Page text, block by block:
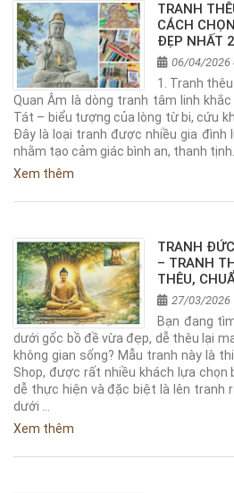
TRANH
CÁCH
ĐẸP NHẤT
06/04/2026
1. Tranh
Quan Âm là dòng tranh tâm linh
Tát – biểu tượng của lòng từ bi, cứu
Đây là loại tranh được nhiều gia đình
nhằm tạo cảm giác bình an, thanh
Xem thêm
TRANH
– TRANH
THÊU,
27/03/2026
Bạn đang
dưới gốc bồ đề vừa đẹp, dễ thêu lại
không gian sống? Mẫu tranh này là
Shop, được rất nhiều khách lựa chọn
dễ thực hiện và đặc biệt là lên tranh
dưới …
Xem thêm